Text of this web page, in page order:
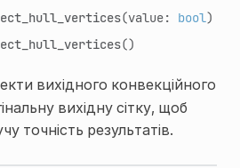
(value: bool)
()
вихідного конвекційного
вихідну сітку, щоб
точність результатів.